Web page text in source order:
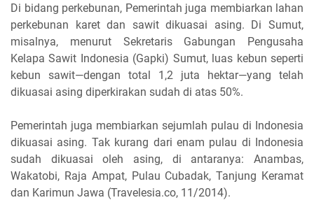
Di bidang perkebunan, Pemerintah juga membiarkan lahan
perkebunan karet dan sawit dikuasai asing. Di Sumut,
misalnya, menurut Sekretaris Gabungan Pengusaha
Kelapa Sawit Indonesia (Gapki) Sumut, luas kebun seperti
kebun sawit—dengan total 1,2 juta hektar—yang telah
dikuasai asing diperkirakan sudah di atas 50%.
Pemerintah juga membiarkan sejumlah pulau di Indonesia
dikuasai asing. Tak kurang dari enam pulau di Indonesia
sudah dikuasai oleh asing, di antaranya: Anambas,
Wakatobi, Raja Ampat, Pulau Cubadak, Tanjung Keramat
dan Karimun Jawa (Travelesia.co, 11/2014).